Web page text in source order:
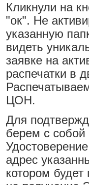
Кликнули на
"ок". Не
указанную
видеть
заявке на
распечатки в
ЦОН.
Для
берем с собой
адрес
котором будет